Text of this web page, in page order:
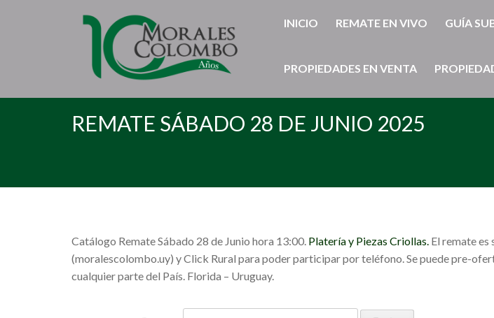
INICIO REMATE EN VIVO GUÍA
PROPIEDADES EN VENTA
REMATE SÁBADO 28 DE JUNIO 2025
Catálogo Remate Sábado 28 de Junio hora 13:00. Platería y Piezas Criollas. El remate
(moralescolombo.uy) y Click Rural para poder participar por teléfono. Se puede pre-
cualquier parte del País. Florida – Uruguay.